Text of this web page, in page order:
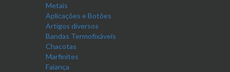
Metais
Aplicações e Botões
Artigos diversos
Bandas Termofixáveis
Chacotas
Marfinites
Faiança